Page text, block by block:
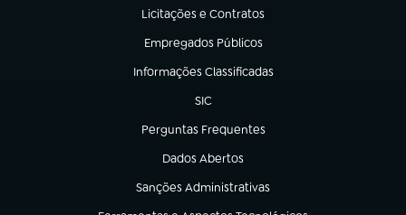
Licitações e Contratos
(abre em nova aba)
Empregados Públicos
(abre em nova aba)
Informações Classificadas
(abre em nova aba)
SIC
(abre em nova aba)
Perguntas Frequentes
(abre em nova aba)
Dados Abertos
(abre em nova aba)
Sanções Administrativas
(abre em nova aba)